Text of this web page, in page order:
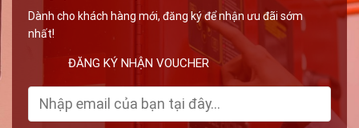
Dành cho khách hàng mới, đăng ký để nhận ưu đãi sớm
nhất!
ĐĂNG KÝ NHẬN VOUCHER